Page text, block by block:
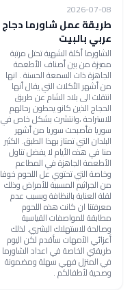
2026-07-08
طريقة عمل شاورما دجاج
عربي بالبيت
الشاورما أكلة الشهية تحتل مرتبة
مميزة من بين أصناف الأطعمة
الجاهزة ذات السمعة الحسنة . انها
من أشهر الأكلات التي يقال أنها
انتقلت الى بلاد الشام عن طريق
الحجاج الذين كانو يحطون رحالهم
للاستراحة ،وانتشرت بشكل خاص في
سوريا فأصبحت سوريا من أشهر
البلدان التي تمتاز بهذا الطبق. الكثير
منا في هذه الأيام لا يفضل تناول
الأطعمة الجاهزة في المطاعم
وخاصة التي تحتوي عل اللحوم خوفا
من الجراثيم المسببة للأمراض وذلك
لقلة العناية بالنظافة وبسبب عدم
معرفتنا ان كانت هذه اللحوم
مطابقة للمواصفات القياسية
وصالحة للاستهلاك البشري. لذلك
أعزائي الأمهات سأقدم لكن اليوم
طريقتي الخاصة في اعداد الشاورما
في المنزل فهي سهلة ومضمونة
وصحية لأطفالكم .